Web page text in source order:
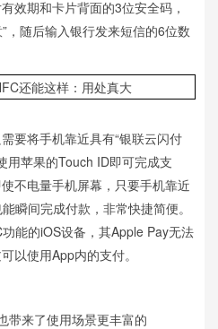
效期和卡片背面的3位安全码，
，随后输入银行发来短信的6位数
要将手机靠近具有“银联云闪付
用苹果的Touch ID即可完成支
不电量手机屏幕，只要手机靠近
瞬间完成付款，非常快捷简便。
能的iOS设备，其Apple Pay无法
以使用App内的支付。
带来了使用场景更丰富的